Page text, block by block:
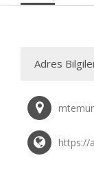
Adres
https://